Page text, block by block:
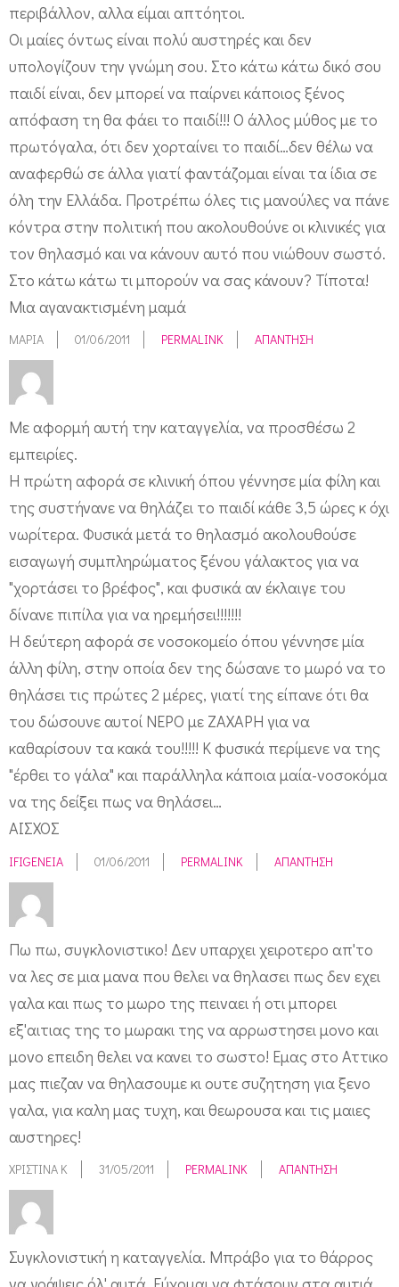
περιβάλλον, αλλα είμαι απτόητοι.
Οι μαίες όντως είναι πολύ αυστηρές και δεν
υπολογίζουν την γνώμη σου. Στο κάτω κάτω δικό σου
παιδί είναι, δεν μπορεί να παίρνει κάποιος ξένος
απόφαση τη θα φάει το παιδί!!! Ο άλλος μύθος με το
πρωτόγαλα, ότι δεν χορταίνει το παιδί…δεν θέλω να
αναφερθώ σε άλλα γιατί φαντάζομαι είναι τα ίδια σε
όλη την Ελλάδα. Προτρέπω όλες τις μανούλες να πάνε
κόντρα στην πολιτική που ακολουθούνε οι κλινικές για
τον θηλασμό και να κάνουν αυτό που νιώθουν σωστό.
Στο κάτω κάτω τι μπορούν να σας κάνουν? Τίποτα!
Μια αγανακτισμένη μαμά
ΜΑΡΊΑ 01/06/2011 PERMALINK ΑΠΆΝΤΗΣΗ
Με αφορμή αυτή την καταγγελία, να προσθέσω 2
εμπειρίες.
Η πρώτη αφορά σε κλινική όπου γέννησε μία φίλη και
της συστήνανε να θηλάζει το παιδί κάθε 3,5 ώρες κ όχι
νωρίτερα. Φυσικά μετά το θηλασμό ακολουθούσε
εισαγωγή συμπληρώματος ξένου γάλακτος για να
"χορτάσει το βρέφος", και φυσικά αν έκλαιγε του
δίνανε πιπίλα για να ηρεμήσει!!!!!!!
Η δεύτερη αφορά σε νοσοκομείο όπου γέννησε μία
άλλη φίλη, στην οποία δεν της δώσανε το μωρό να το
θηλάσει τις πρώτες 2 μέρες, γιατί της είπανε ότι θα
του δώσουνε αυτοί ΝΕΡΟ με ΖΑΧΑΡΗ για να
καθαρίσουν τα κακά του!!!!! Κ φυσικά περίμενε να της
"έρθει το γάλα" και παράλληλα κάποια μαία-νοσοκόμα
να της δείξει πως να θηλάσει…
ΑΙΣΧΟΣ
IFIGENEIA 01/06/2011 PERMALINK ΑΠΆΝΤΗΣΗ
Πω πω, συγκλονιστικο! Δεν υπαρχει χειροτερο απ'το
να λες σε μια μανα που θελει να θηλασει πως δεν εχει
γαλα και πως το μωρο της πειναει ή οτι μπορει
εξ'αιτιας της το μωρακι της να αρρωστησει μονο και
μονο επειδη θελει να κανει το σωστο! Εμας στο Αττικο
μας πιεζαν να θηλασουμε κι ουτε συζητηση για ξενο
γαλα, για καλη μας τυχη, και θεωρουσα και τις μαιες
αυστηρες!
ΧΡΙΣΤΙΝΑ Κ 31/05/2011 PERMALINK ΑΠΆΝΤΗΣΗ
Συγκλονιστική η καταγγελία. Μπράβο για το θάρρος